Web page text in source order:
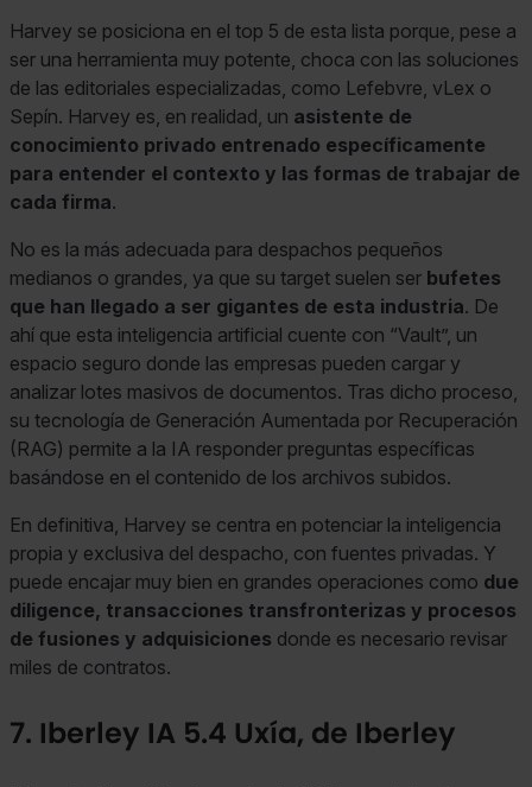
Harvey se posiciona en el top 5 de esta lista porque, pese a
ser una herramienta muy potente, choca con las soluciones
de las editoriales especializadas, como Lefebvre, vLex o
Sepín. Harvey es, en realidad, un asistente de
conocimiento privado entrenado específicamente
para entender el contexto y las formas de trabajar de
cada firma.
No es la más adecuada para despachos pequeños
medianos o grandes, ya que su target suelen ser bufetes
que han llegado a ser gigantes de esta industria. De
ahí que esta inteligencia artificial cuente con “Vault”, un
espacio seguro donde las empresas pueden cargar y
analizar lotes masivos de documentos. Tras dicho proceso,
su tecnología de Generación Aumentada por Recuperación
(RAG) permite a la IA responder preguntas específicas
basándose en el contenido de los archivos subidos.
En definitiva, Harvey se centra en potenciar la inteligencia
propia y exclusiva del despacho, con fuentes privadas. Y
puede encajar muy bien en grandes operaciones como due
diligence, transacciones transfronterizas y procesos
de fusiones y adquisiciones donde es necesario revisar
miles de contratos.
7. Iberley IA 5.4 Uxía, de Iberley